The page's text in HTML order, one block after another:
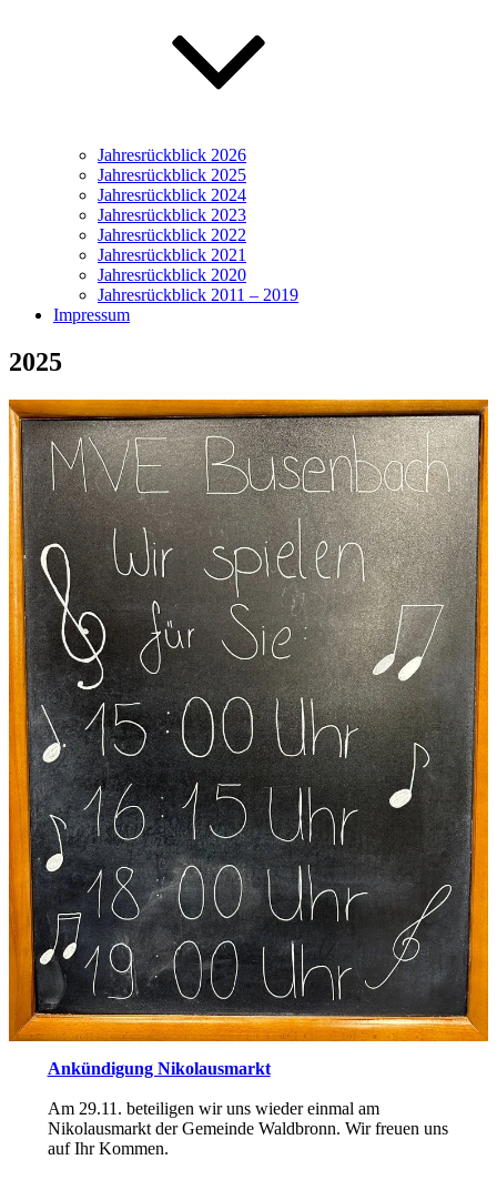
Jahresrückblick 2026
Jahresrückblick 2025
Jahresrückblick 2024
Jahresrückblick 2023
Jahresrückblick 2022
Jahresrückblick 2021
Jahresrückblick 2020
Jahresrückblick 2011 – 2019
Impressum
2025
Ankündigung Nikolausmarkt
Am 29.11. beteiligen wir uns wieder einmal am
Nikolausmarkt der Gemeinde Waldbronn. Wir freuen uns
auf Ihr Kommen.